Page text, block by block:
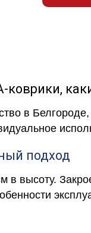
коврики,
в
подход
в высоту.